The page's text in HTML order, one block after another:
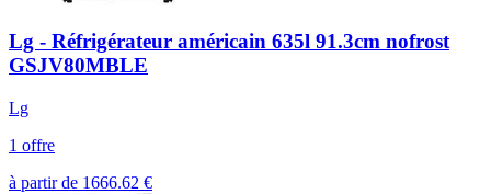
Lg - Réfrigérateur américain 635l 91.3cm nofrost
GSJV80MBLE
Lg
1 offre
à partir de 1666.62 €